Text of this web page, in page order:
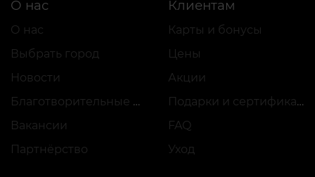
О нас
О нас
Выбрать город
Новости
Благотворительные проекты
Вакансии
Партнёрство
Клиентам
Карты и бонусы
Цены
Акции
Подарки и сертификаты
FAQ
Уход